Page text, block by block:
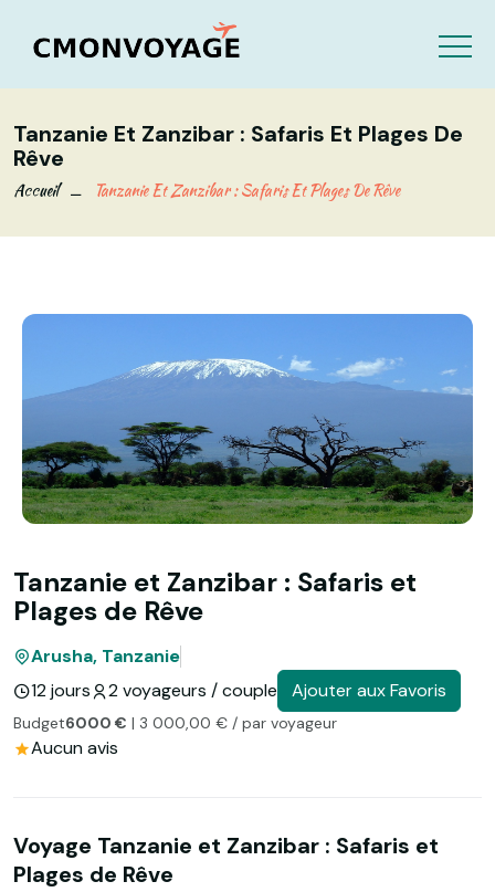
Tanzanie Et Zanzibar : Safaris Et Plages De
Rêve
Accueil Tanzanie Et Zanzibar : Safaris Et Plages De Rêve
Tanzanie et Zanzibar : Safaris et
Plages de Rêve
Arusha, Tanzanie
12 jours
2 voyageurs / couple Ajouter aux Favoris
Budget6000 € | 3 000,00 € / par voyageur
Aucun avis
Voyage Tanzanie et Zanzibar : Safaris et
Plages de Rêve